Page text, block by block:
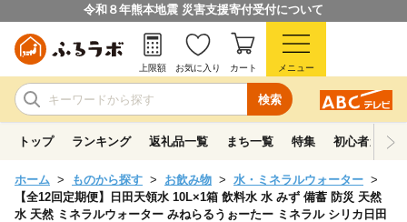
令和８年熊本地震 災害支援寄付受付について
検索
上限額 お気に入り カート メニュー
トップ ランキング 返礼品一覧 まち一覧 特集 初心者ガイド
ホーム ものから探す お飲み物
水・ミネラルウォーター
【全12回定期便】日田天領水 10L×1箱 飲料水 水 みず 備蓄 防災 天然
水 天然 ミネラルウォーター みねらるうぉーたー ミネラル シリカ日田